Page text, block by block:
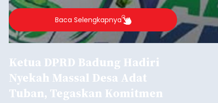
Baca Selengkapnya
Ketua DPRD Badung Hadiri
Nyekah Massal Desa Adat
Tuban, Tegaskan Komitmen